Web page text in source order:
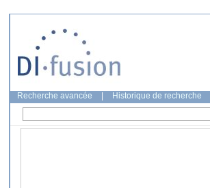
Recherche avancée Historique de recherche